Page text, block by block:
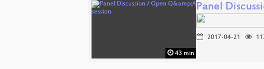
43 min
Panel
2017-04-21